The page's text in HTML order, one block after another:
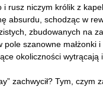
i rusz niczym królik z
absurdu, schodząc w
zbudowanych na
pole szanowne małżonki
okoliczności
zachwycił? Tym,